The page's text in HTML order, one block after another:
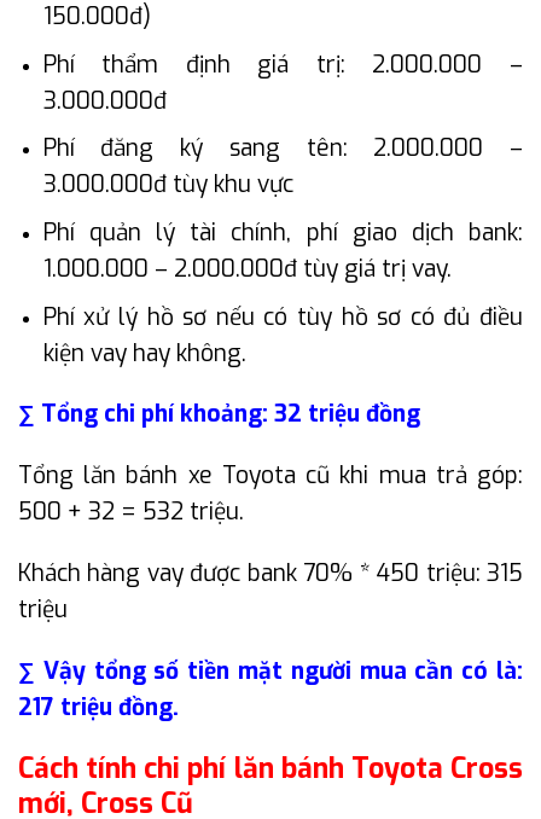
150.000đ)
Phí thẩm định giá trị: 2.000.000 –
3.000.000đ
Phí đăng ký sang tên: 2.000.000 –
3.000.000đ tùy khu vực
Phí quản lý tài chính, phí giao dịch bank:
1.000.000 – 2.000.000đ tùy giá trị vay.
Phí xử lý hồ sơ nếu có tùy hồ sơ có đủ điều
kiện vay hay không.
∑ Tổng chi phí khoảng: 32 triệu đồng
Tổng lăn bánh xe Toyota cũ khi mua trả góp:
500 + 32 = 532 triệu.
Khách hàng vay được bank 70% * 450 triệu: 315
triệu
∑ Vậy tổng số tiền mặt người mua cần có là:
217 triệu đồng.
Cách tính chi phí lăn bánh Toyota Cross
mới, Cross Cũ